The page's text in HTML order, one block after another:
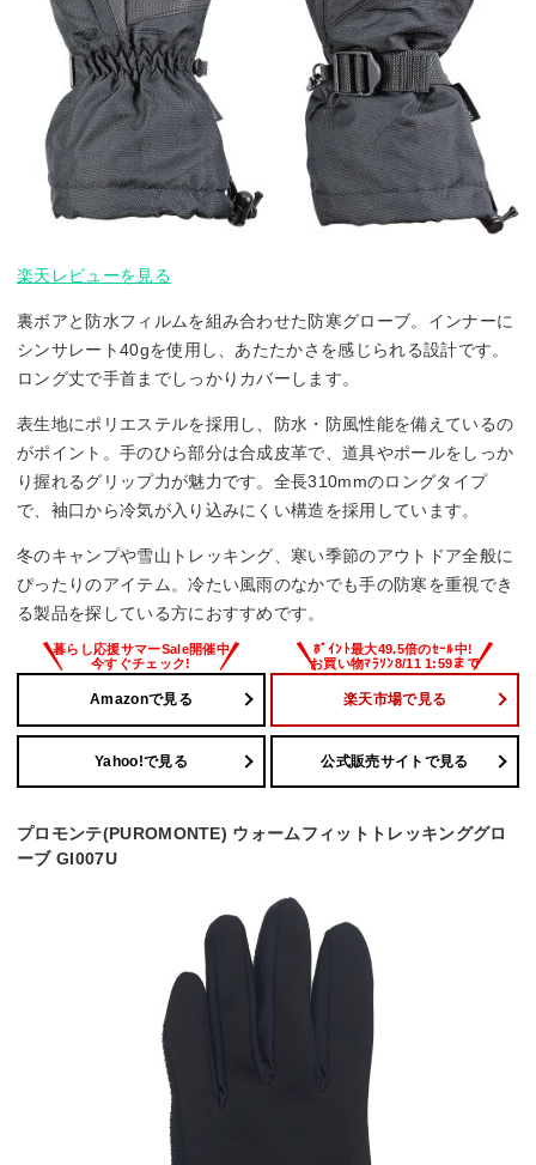
楽天レビューを見る
裏ボアと防水フィルムを組み合わせた防寒グローブ。インナーに
シンサレート40gを使用し、あたたかさを感じられる設計です。
ロング丈で手首までしっかりカバーします。
表生地にポリエステルを採用し、防水・防風性能を備えているの
がポイント。手のひら部分は合成皮革で、道具やポールをしっか
り握れるグリップ力が魅力です。全長310mmのロングタイプ
で、袖口から冷気が入り込みにくい構造を採用しています。
冬のキャンプや雪山トレッキング、寒い季節のアウトドア全般に
ぴったりのアイテム。冷たい風雨のなかでも手の防寒を重視でき
る製品を探している方におすすめです。
Amazonで見る 楽天市場で見る
Yahoo!で見る 公式販売サイトで見る
プロモンテ(PUROMONTE) ウォームフィットトレッキンググロ
ーブ GI007U